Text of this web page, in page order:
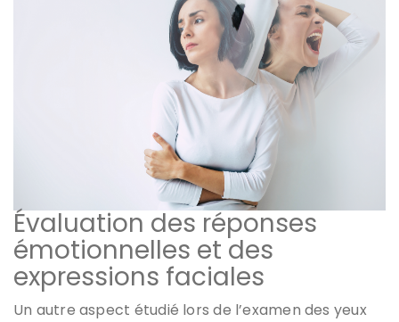
Évaluation des réponses
émotionnelles et des
expressions faciales
Un autre aspect étudié lors de l’examen des yeux